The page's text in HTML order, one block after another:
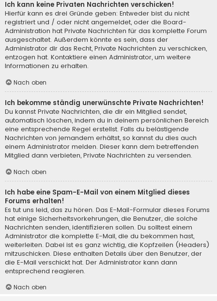
Ich kann keine Privaten Nachrichten verschicken!
Hierfür kann es drei Gründe geben: Entweder bist du nicht
registriert und / oder nicht angemeldet, oder die Board-
Administration hat Private Nachrichten für das komplette Forum
ausgeschaltet. Außerdem könnte es sein, dass der
Administrator dir das Recht, Private Nachrichten zu verschicken,
entzogen hat. Kontaktiere einen Administrator, um weitere
Informationen zu erhalten.
Nach oben
Ich bekomme ständig unerwünschte Private Nachrichten!
Du kannst Private Nachrichten, die dir ein Mitglied sendet,
automatisch löschen, indem du in deinem persönlichen Bereich
eine entsprechende Regel erstellst. Falls du belästigende
Nachrichten von jemandem erhältst, so kannst du dies auch
einem Administrator melden. Dieser kann dem betreffenden
Mitglied dann verbieten, Private Nachrichten zu versenden.
Nach oben
Ich habe eine Spam-E-Mail von einem Mitglied dieses
Forums erhalten!
Es tut uns leid, das zu hören. Das E-Mail-Formular dieses Forums
hat einige Sicherheitsvorkehrungen, die Benutzer, die solche
Nachrichten senden, identifizieren sollen. Du solltest einem
Administrator die komplette E-Mail, die du bekommen hast,
weiterleiten. Dabei ist es ganz wichtig, die Kopfzeilen (Headers)
mitzuschicken. Diese enthalten Details über den Benutzer, der
die E-Mail verschickt hat. Der Administrator kann dann
entsprechend reagieren.
Nach oben